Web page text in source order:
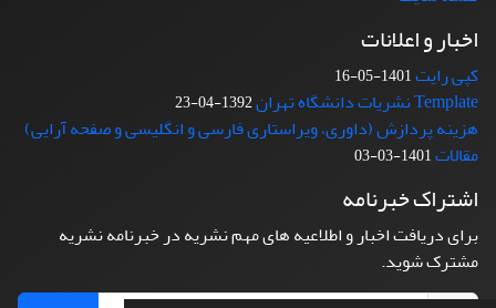
اخبار و اعلانات
کپی رایت1401-05-16
Template نشریات دانشگاه تهران 1392-04-23
هزینه پردازش (داوری، ویراستاری فارسی و انگلیسی و صفحه آرایی)
مقالات1401-03-03
اشتراک خبرنامه
برای دریافت اخبار و اطلاعیه های مهم نشریه در خبرنامه نشریه
مشترک شوید.